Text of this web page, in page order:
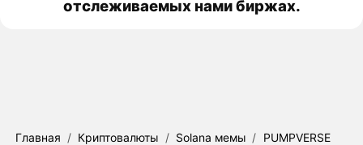
отслеживаемых нами биржах.
Главная / Криптовалюты / Solana мемы / PUMPVERSE